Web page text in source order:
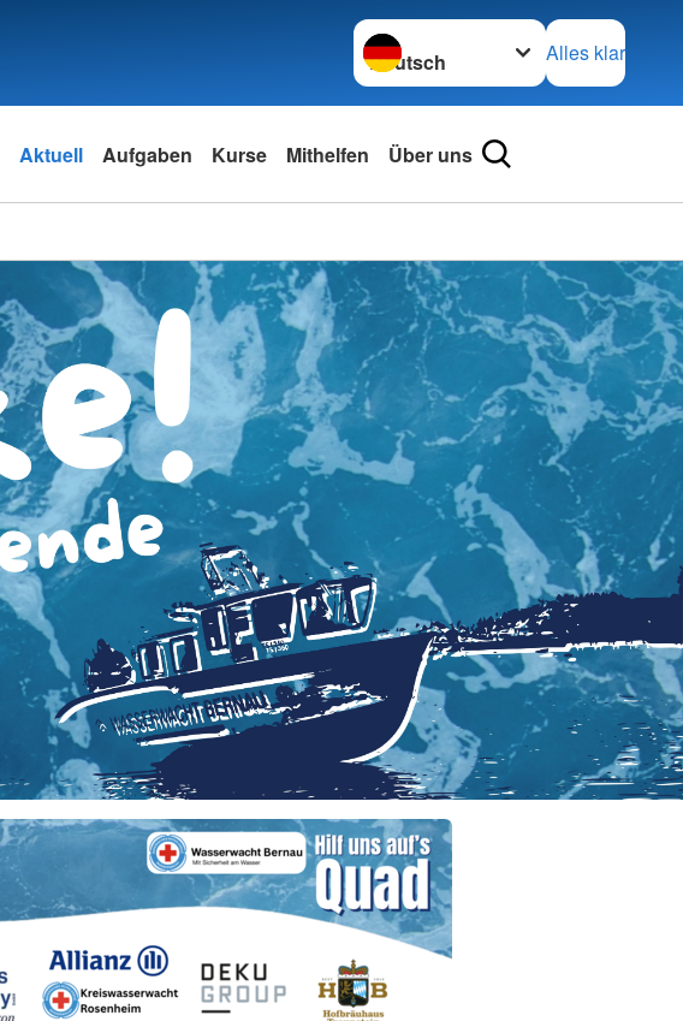
Sprache wechseln zu
Alles klar
Aktuell Aufgaben Kurse Mithelfen Über uns